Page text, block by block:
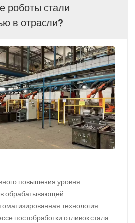
речь идет не только о
силу — это важный шаг на
производству.
роботы стали
в отрасли?
повышения уровня
в обрабатывающей
технология
постобработки отливок стала